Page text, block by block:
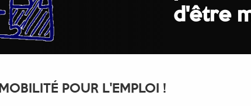
d'être
MOBILITÉ POUR L'EMPLOI !